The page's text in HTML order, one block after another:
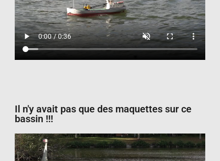
Il n'y avait pas que des maquettes sur ce
bassin !!!